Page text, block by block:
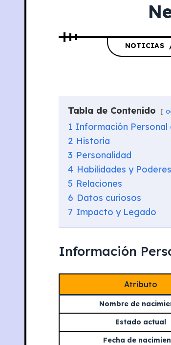
NOTICIAS
Tabla de Contenido
1 Información Personal
2 Historia
3 Personalidad
4 Habilidades y Poderes
5 Relaciones
6 Datos curiosos
7 Impacto y Legado
Información
Atributo
Nombre de
Estado actual
Fecha de